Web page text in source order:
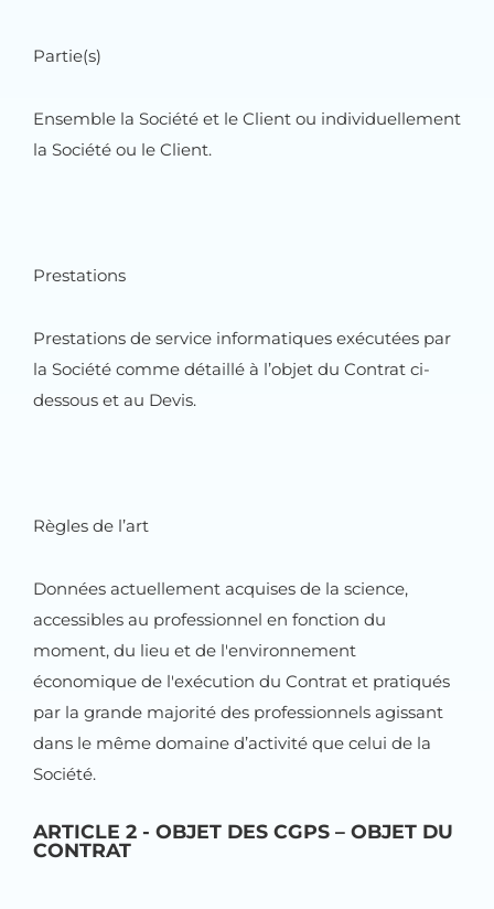
Partie(s)
Ensemble la Société et le Client ou individuellement
la Société ou le Client.
Prestations
Prestations de service informatiques exécutées par
la Société comme détaillé à l’objet du Contrat ci-
dessous et au Devis.
Règles de l’art
Données actuellement acquises de la science,
accessibles au professionnel en fonction du
moment, du lieu et de l'environnement
économique de l'exécution du Contrat et pratiqués
par la grande majorité des professionnels agissant
dans le même domaine d’activité que celui de la
Société.
ARTICLE 2 - OBJET DES CGPS – OBJET DU
CONTRAT